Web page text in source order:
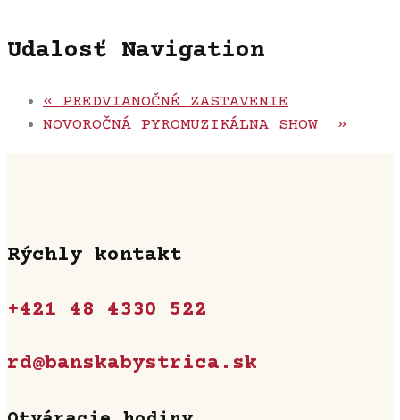
Udalosť Navigation
« PREDVIANOČNÉ ZASTAVENIE
NOVOROČNÁ PYROMUZIKÁLNA SHOW »
Rýchly kontakt
+421 48 4330 522
rd@banskabystrica.sk